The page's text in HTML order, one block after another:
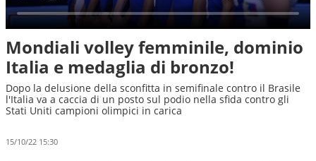
Mondiali volley femminile, dominio
Italia e medaglia di bronzo!
Dopo la delusione della sconfitta in semifinale contro il Brasile
l'Italia va a caccia di un posto sul podio nella sfida contro gli
Stati Uniti campioni olimpici in carica
15/10/22 15:30